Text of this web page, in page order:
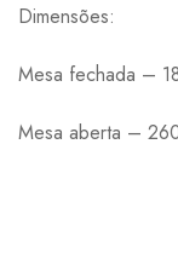
Dimensões:
Mesa fechada –
Mesa aberta –